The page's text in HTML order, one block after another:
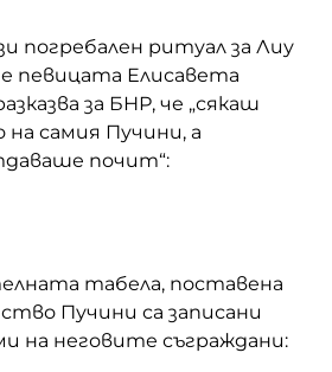
погребален ритуал за Лиу
певицата Елисавета
за БНР, че „сякаш
самия Пучини, а
почит“:
табела, поставена
Пучини са записани
на неговите съграждани: